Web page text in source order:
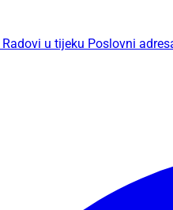
Radovi u tijeku Poslovni